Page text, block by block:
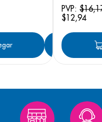
PVP:$16,
$12,94